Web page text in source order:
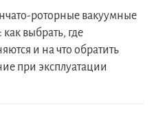
роторные вакуумные
как выбрать, где
и на что обратить
при эксплуатации